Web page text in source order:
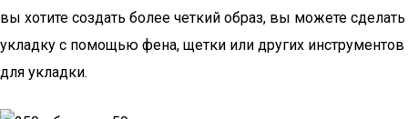
вы хотите создать более четкий образ, вы можете сделать
укладку с помощью фена, щетки или других инструментов
для укладки.